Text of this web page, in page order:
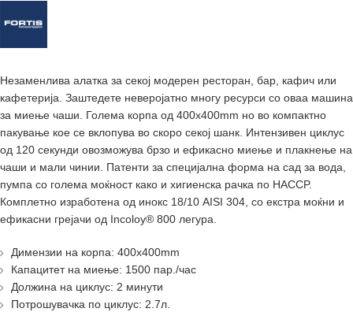
Незаменлива алатка за секој модерен ресторан, бар, кафич или
кафетерија. Заштедете неверојатно многу ресурси со оваа машина
за миење чаши. Голема корпа од 400х400mm но во компактно
пакување кое се вклопува во скоро секој шанк. Интензивен циклус
од 120 секунди овозможува брзо и ефикасно миење и плакнење на
чаши и мали чинии. Патенти за специјална форма на сад за вода,
пумпа со голема моќност како и хигиенска рачка по HACCP.
Комплетно изработена од инокс 18/10 AISI 304, со екстра моќни и
ефикасни грејачи од Incoloy® 800 легура.
Димензии на корпа: 400х400mm
Капацитет на миење: 1500 пар./час
Должина на циклус: 2 минути
Потрошувачка по циклус: 2.7л.